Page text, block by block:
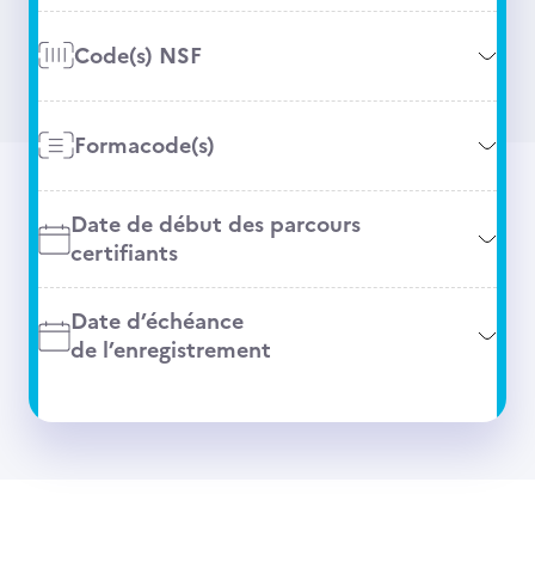
Code(s) NSF
Formacode(s)
Date de début des parcours
certifiants
Date d’échéance
de l’enregistrement